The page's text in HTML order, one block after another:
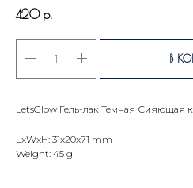
420 р.
В
LetsGlow Гель-лак Темная Сияющая
LxWxH: 31x20x71 mm
Weight: 45 g